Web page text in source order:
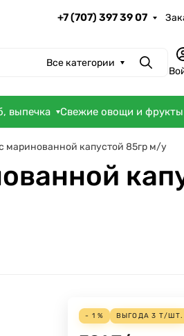
+7 (707) 397 39 07
Все категории Поиск
выпечка Свежие овощи и фрукты
маринованной капустой 85гр м/у
- 1 % ВЫГОДА3 Т/ШТ.